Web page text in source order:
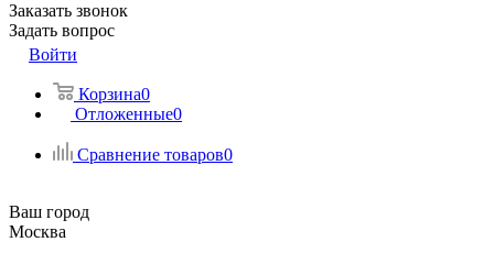
Заказать звонок
Задать вопрос
Войти
Корзина0
Отложенные0
Сравнение товаров0
Ваш город
Москва